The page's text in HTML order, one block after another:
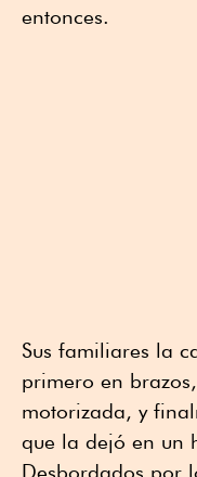
entonces.
Sus familiares la
primero en
motorizada, y
que la dejó en un
Desbordados por